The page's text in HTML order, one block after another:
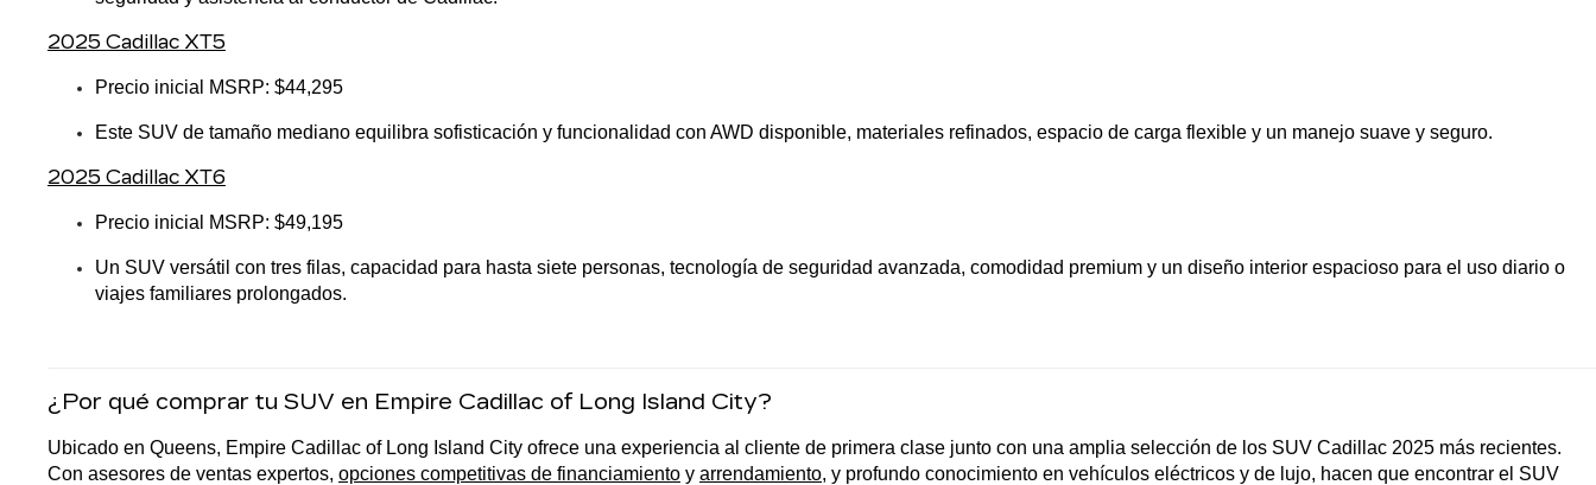
2025 Cadillac XT5
Precio inicial MSRP: $44,295
Este SUV de tamaño mediano equilibra sofisticación y funcionalidad con AWD disponible, materiales refinados, espacio de carga flexible y un manejo suave y seguro.
2025 Cadillac XT6
Precio inicial MSRP: $49,195
Un SUV versátil con tres filas, capacidad para hasta siete personas, tecnología de seguridad avanzada, comodidad premium y un diseño interior espacioso para el uso diario o
viajes familiares prolongados.
¿Por qué comprar tu SUV en Empire Cadillac of Long Island City?
Ubicado en Queens, Empire Cadillac of Long Island City ofrece una experiencia al cliente de primera clase junto con una amplia selección de los SUV Cadillac 2025 más recientes.
Con asesores de ventas expertos, opciones competitivas de financiamiento y arrendamiento, y profundo conocimiento en vehículos eléctricos y de lujo, hacen que encontrar el SUV